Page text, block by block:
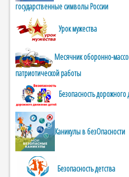
государственные символы России
Урок мужества
Месячник оборонно-
патриотической работы
Безопасность
Каникулы в безОпасности
Безопасность детства